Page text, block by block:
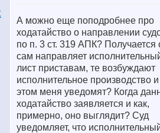
А можно еще поподробнее про
ходатайство о направлении
по п. 3 ст. 319 АПК? Получается
сам направляет
лист приставам, те возбуждают
исполнительное производство
этом меня уведомят? Когда
ходатайство заявляется и как,
примерно, оно выглядит? Суд
уведомляет, что